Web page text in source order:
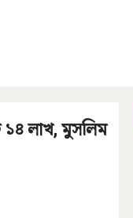
১৪ লাখ, মুসলিম